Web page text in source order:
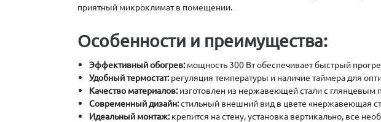
приятный микроклимат в помещении.
Особенности и преимущества:
Эффективный обогрев:мощность 300 Вт обеспечивает быстрый
Удобный термостат:регуляция температуры и наличие таймера для
Качество материалов:изготовлен из нержавеющей стали с глянцевым
Современный дизайн:стильный внешний вид в цвете «нержавеющая
Идеальный монтаж:крепится на стену, установка вертикально, все